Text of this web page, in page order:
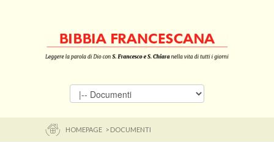
HOMEPAGE > DOCUMENTI